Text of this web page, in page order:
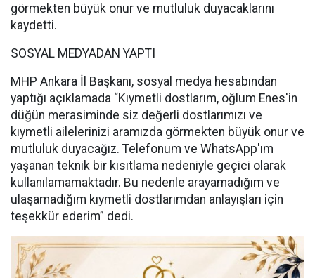
görmekten büyük onur ve mutluluk duyacaklarını
kaydetti.
SOSYAL MEDYADAN YAPTI
MHP Ankara İl Başkanı, sosyal medya hesabından
yaptığı açıklamada “Kıymetli dostlarım, oğlum Enes'in
düğün merasiminde siz değerli dostlarımızı ve
kıymetli ailelerinizi aramızda görmekten büyük onur ve
mutluluk duyacağız. Telefonum ve WhatsApp'ım
yaşanan teknik bir kısıtlama nedeniyle geçici olarak
kullanılamamaktadır. Bu nedenle arayamadığım ve
ulaşamadığım kıymetli dostlarımdan anlayışları için
teşekkür ederim” dedi.